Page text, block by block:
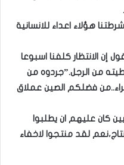
هؤلاء اعداء للانسانية
إن الانتظار كلفنا اسبوعا
من الرجل.”جردوه من
فضلكم الصين عملاق
كان عليهم ان يطلبوا
لقد منتجوا لاخفاء